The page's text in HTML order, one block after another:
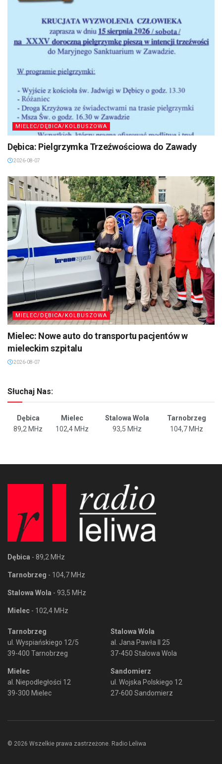
MIELEC/DĘBICA/KOLBUSZOWA
Dębica: Pielgrzymka Trzeźwościowa do Zawady
2026-08-07
MIELEC/DĘBICA/KOLBUSZOWA
Mielec: Nowe auto do transportu pacjentów w
mieleckim szpitalu
2026-08-07
Słuchaj Nas:
Dębica Mielec Stalowa Wola
Tarnobrzeg
89,2 MHz
102,4 MHz 93,5 MHz 104,7 MHz
Dębica - 89,2 MHz
Tarnobrzeg - 104,7 MHz
Stalowa Wola - 93,5 MHz
Mielec - 102,4 MHz
Tarnobrzeg
ul. Wyspiańskiego 12/5
39-400 Tarnobrzeg
Mielec
al. Niepodległości 12
39-300 Mielec
Stalowa Wola
al. Jana Pawła II 25
37-450 Stalowa Wola
Sandomierz
ul. Wojska Polskiego 12
27-600 Sandomierz
© 2026 Wszelkie prawa zastrzeżone. Radio Leliwa